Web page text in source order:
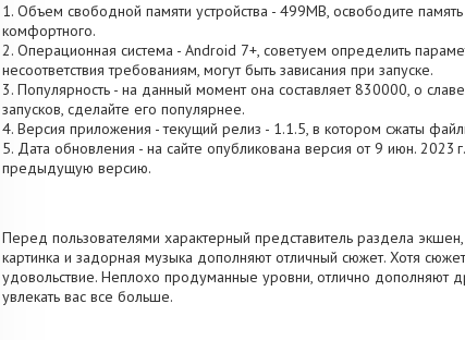
1. Объем свободной памяти устройства - 499MB, освободите
комфортного.
2. Операционная система - Android 7+, советуем определить
несоответствия требованиям, могут быть зависания при запуске.
3. Популярность - на данный момент она составляет 830000, о
запусков, сделайте его популярнее.
4. Версия приложения - текущий релиз - 1.1.5, в котором сжаты
5. Дата обновления - на сайте опубликована версия от 9 июн. 2023
предыдущую версию.
Перед пользователями характерный представитель раздела
картинка и задорная музыка дополняют отличный сюжет. Хотя
удовольствие. Неплохо продуманные уровни, отлично дополняют
увлекать вас все больше.